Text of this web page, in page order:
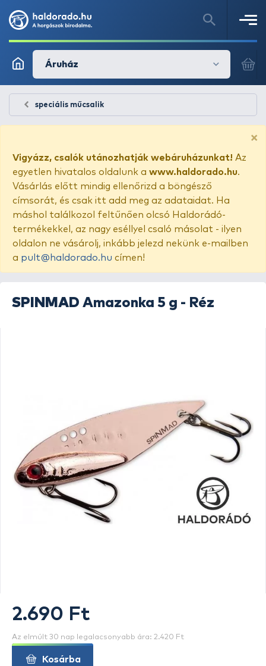
Áruház
speciális műcsalik
×
Vigyázz, csalók utánozhatják webáruházunkat! Az
egyetlen hivatalos oldalunk a www.haldorado.hu.
Vásárlás előtt mindig ellenőrizd a böngésző
címsorát, és csak itt add meg az adataidat. Ha
máshol találkozol feltűnően olcsó Haldorádó-
termékekkel, az nagy eséllyel csaló másolat - ilyen
oldalon ne vásárolj, inkább jelezd nekünk e-mailben
a pult@haldorado.hu címen!
SPINMAD Amazonka 5 g - Réz
2.690 Ft
Az elmúlt 30 nap legalacsonyabb ára: 2.420 Ft
Kosárba